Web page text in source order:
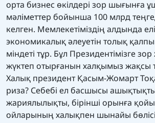
орта бизнес өкілдері зор шығынға
мәліметтер бойынша 100 млрд
келген. Мемлекетіміздің алдында
экономикалық әлеуетін толық
міндеті тұр. Бұл Президентімізге
жүктеп отырғанын халқымыз жақсы
Халық президент Қасым-Жомарт
риза? Себебі ел басшысы
жариялылықты, бірінші орынға
ойларының халықпен шынайы